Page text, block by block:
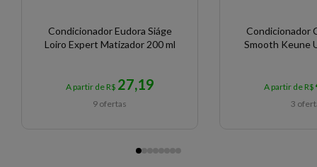
Condicionador Eudora Siáge
Loiro Expert Matizador 200 ml
A partir de R$ 27,19
9 ofertas
Condicionador
Smooth Keune
A partir de R$
3